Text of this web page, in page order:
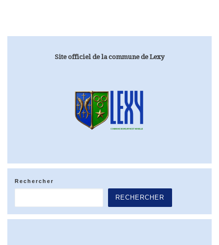
Site officiel de la commune de Lexy
Rechercher
RECHERCHER